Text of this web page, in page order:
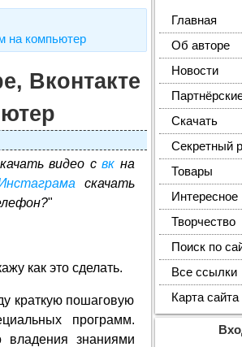
на компьютер
Вконтакте
видео свк на
скачать
"
как это сделать.
краткую пошаговую
программ.
знаниями
Главная
Об авторе
Новости
Скачать
Секретный
Товары
Интересное
Творчество
Поиск по
Все ссылки
Карта сайта